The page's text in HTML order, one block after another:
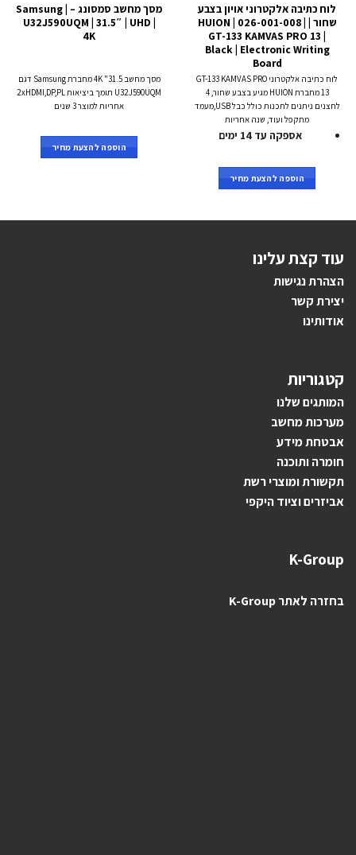
לוח כתיבה אלקטרוני אויון בצבע
שחור | HUION | 026-001-008 |
GT-133 KAMVAS PRO 13 |
Black | Electronic Writing
Board
לוח כתיבה אלקטרוני GT-133 KAMVAS PRO
13 מחברת HUION מגיע בצבע שחור, 4
לחצנים ניתנים לתכנות כולל כבל USB,מעמד
מתקפל ועוד, שנה אחריות
אספקה עד 14 ימים
הוספה להצעת מחיר
מסך מחשב סמסונג – Samsung |
U32J590UQM | 31.5″ | UHD |
4K
מסך מחשב 31.5" 4K מחברת Samsung דגם
U32J590UQM תומך ביציאות 2xHDMI,DP,PL
אחריות למוצר 3 שנים
הוספה להצעת מחיר
עוד קצת עלינו
הצהרת נגישות
יצירת קשר
אודותינו
קטגוריות
המותגים שלנו
מערכות מחשב
אבטחת מידע
חומרה ותוכנה
תקשורת ומוצרי רשת
אביזרים וציוד היקפי
K-Group
בחזרה לאתר K-Group